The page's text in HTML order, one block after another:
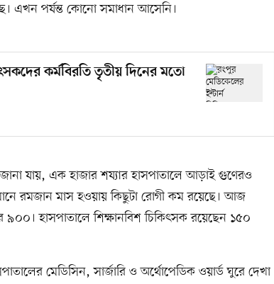
এখন পর্যন্ত কোনো সমাধান আসেনি।
কর্মবিরতি তৃতীয় দিনের মতো
যায়, এক হাজার শয্যার হাসপাতালে আড়াই গুণেরও
রমজান মাস হওয়ায় কিছুটা রোগী কম রয়েছে। আজ
৯০০। হাসপাতালে শিক্ষানবিশ চিকিৎসক রয়েছেন ১৫০
মেডিসিন, সার্জারি ও অর্থোপেডিক ওয়ার্ড ঘুরে দেখা